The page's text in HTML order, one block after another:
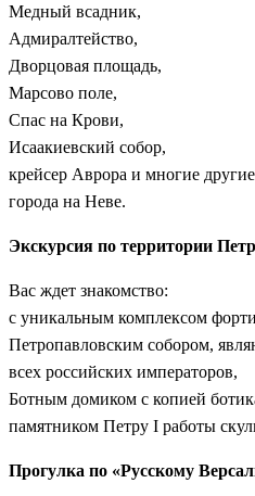
Медный всадник,
Адмиралтейство,
Дворцовая площадь,
Марсово поле,
Спас на Крови,
Исаакиевский собор,
крейсер Аврора и многие
города на Неве.
Экскурсия по территории
Вас ждет знакомство:
с уникальным комплексом
Петропавловским собором,
всех российских императоров,
Ботным домиком с копией
памятником Петру I работы
Прогулка по «Русскому